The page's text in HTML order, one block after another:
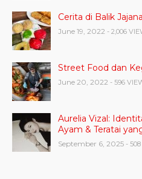
Cerita di Balik
June 19, 2022 - 2,006
Street Food dan
June 20, 2022 - 596
Aurelia Vizal:
Ayam & Teratai
September 6, 2025 -